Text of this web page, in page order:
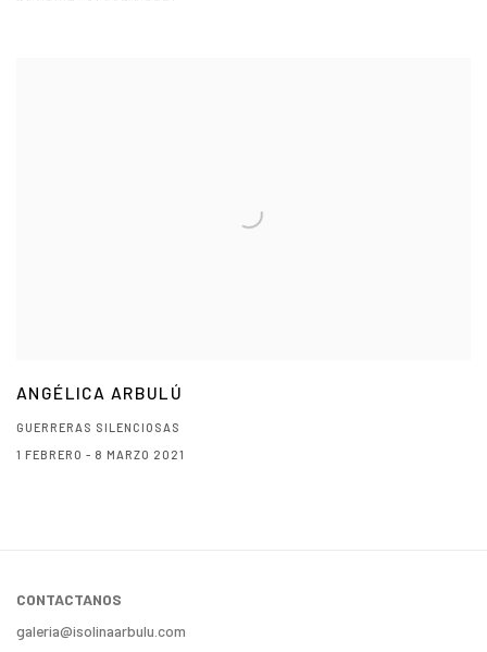
ANGÉLICA ARBULÚ
GUERRERAS SILENCIOSAS
1 FEBRERO - 8 MARZO 2021
CONTACTANOS
galeria@isolinaarbulu.com